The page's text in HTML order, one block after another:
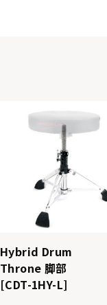
Hybrid Drum
Throne 脚部
[CDT-1HY-L]